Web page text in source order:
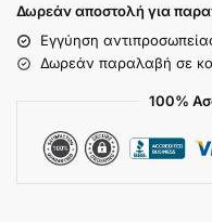
Δωρεάν αποστολή για
Εγγύηση
Δωρεάν παραλαβή σε
100%